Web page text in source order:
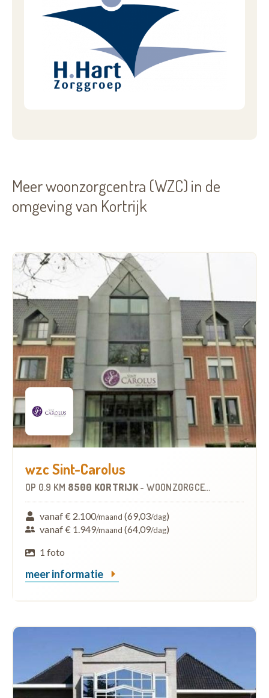
Meer woonzorgcentra (WZC) in de
omgeving van Kortrijk
wzc Sint-Carolus
OP 0.9 KM 8500 KORTRIJK- WOONZORGCENTRUM (WZC)
vanaf € 2.100/maand (69,03/dag)
vanaf € 1.949/maand (64,09/dag)
1 foto
meer informatie